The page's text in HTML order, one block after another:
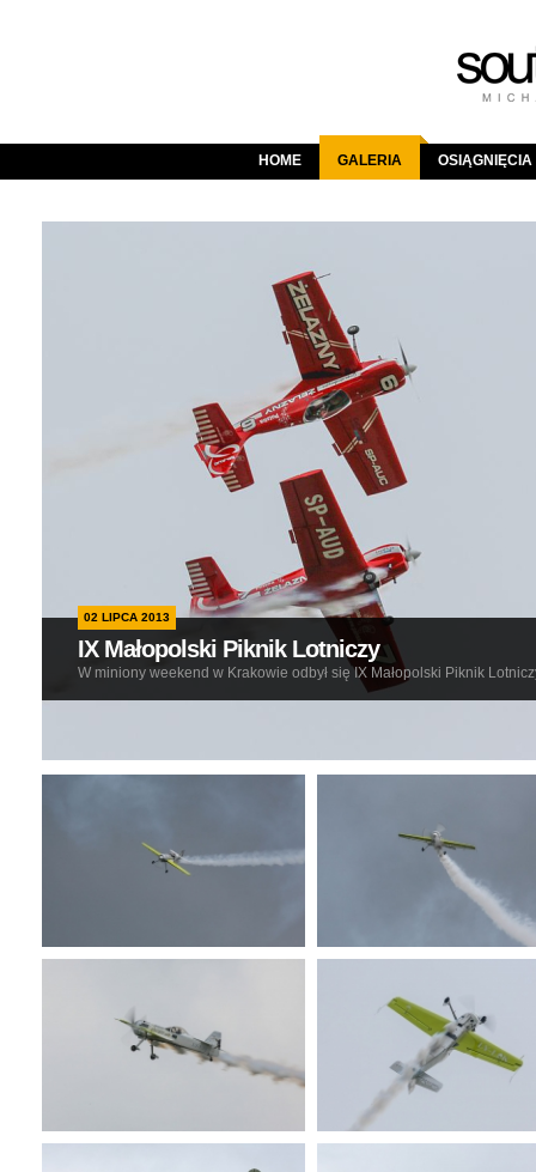
HOME GALERIA OSIĄGNIĘCIA
02 LIPCA 2013
IX Małopolski Piknik Lotniczy
W miniony weekend w Krakowie odbył się IX Małopolski Piknik